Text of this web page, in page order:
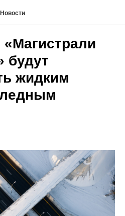
Новости
«Магистрали
будут
жидким